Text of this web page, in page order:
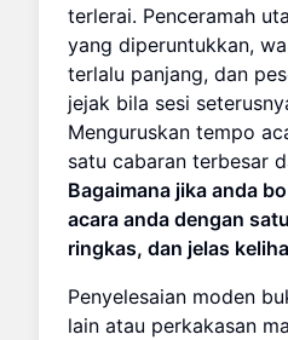
terlerai. Penceramah
yang diperuntukkan,
terlalu panjang, dan
jejak bila sesi
Menguruskan tempo
satu cabaran terbesar
Bagaimana jika anda
acara anda dengan
ringkas, dan jelas
Penyelesaian moden
lain atau perkakasan